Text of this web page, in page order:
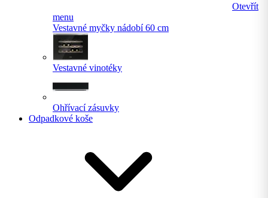
Otevřít
menu
Vestavné myčky nádobí 60 cm
Vestavné vinotéky
Ohřívací zásuvky
Odpadkové koše